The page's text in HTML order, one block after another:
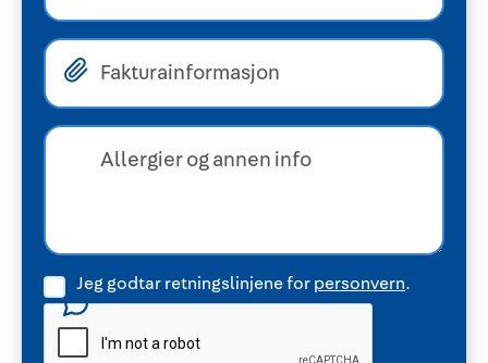
Jeg godtar retningslinjene for personvern.